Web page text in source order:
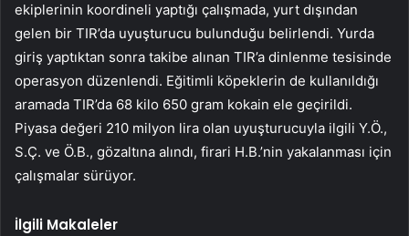
ekiplerinin koordineli yaptığı çalışmada, yurt dışından
gelen bir TIR’da uyuşturucu bulunduğu belirlendi. Yurda
giriş yaptıktan sonra takibe alınan TIR’a dinlenme tesisinde
operasyon düzenlendi. Eğitimli köpeklerin de kullanıldığı
aramada TIR’da 68 kilo 650 gram kokain ele geçirildi.
Piyasa değeri 210 milyon lira olan uyuşturucuyla ilgili Y.Ö.,
S.Ç. ve Ö.B., gözaltına alındı, firari H.B.’nin yakalanması için
çalışmalar sürüyor.
İlgili Makaleler